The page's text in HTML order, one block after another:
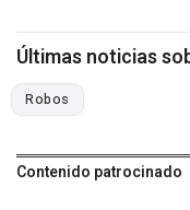
Últimas noticias
Robos
Contenido patrocinado